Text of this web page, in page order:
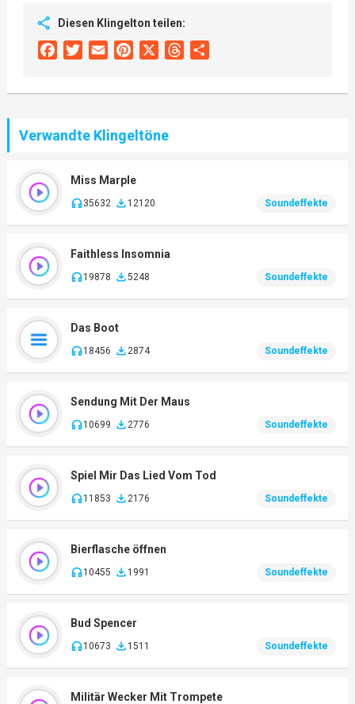
Diesen Klingelton teilen:
FacebookTwitterEmail Pinterest Threads
Verwandte Klingeltöne
Miss Marple
35632 12120 Soundeffekte
Faithless Insomnia
19878 5248 Soundeffekte
Das Boot
18456 2874 Soundeffekte
Sendung Mit Der Maus
10699 2776 Soundeffekte
Spiel Mir Das Lied Vom Tod
11853 2176 Soundeffekte
Bierflasche öffnen
10455 1991 Soundeffekte
Bud Spencer
10673 1511 Soundeffekte
Militär Wecker Mit Trompete